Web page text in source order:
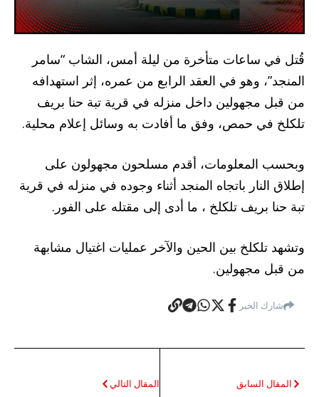
قُتل في ساعات متأخرة من ليلة أمس، الشاب “سامر
المنجد”، وهو في العقد الرابع من عمره، إثر استهدافه
من قبل مجهولين داخل منزله في قرية تبة حنا بريف
تلكلخ في حمص، وفق ما أفادت به وسائل إعلام محلية.
وبحسب المعلومات، أقدم مسلحون مجهولون على
إطلاق النار باتجاه المنجد أثناء وجوده في منزله في قرية
تبة حنا بريف تلكلخ ، ما أدى إلى مقتله على الفور.
وتشهد تلكلخ بين الحين والآخر عمليات اغتيال مشابهة
من قبل مجهولين.
شارك الخبر
المقال السابق المقال التالي